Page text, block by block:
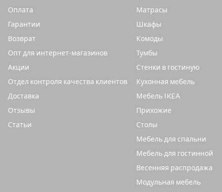
Матрасы
Шкафы
Комоды
Тумбы
Стенки в гостиную
Кухонная мебель
Мебель IKEA
Прихожие
Столы
Мебель для спальни
Мебель для гостинной
Весенняя распродажа
Модульная мебель
Оплата
Гарантии
Возврат
Опт для интернет-магазинов
Акции
Отдел контроля качества клиентов
Доставка
Отзывы
Статьи